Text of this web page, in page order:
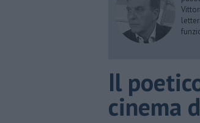
​Il
cinema